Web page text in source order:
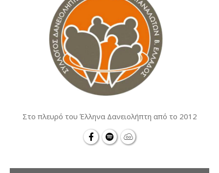
Στο πλευρό του Έλληνα Δανειολήπτη από το 2012